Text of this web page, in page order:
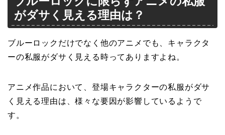
がダサく見える理由は？
ブルーロックだけでなく他のアニメでも、キャラクタ
ーの私服がダサく見える時ってありますよね。
アニメ作品において、登場キャラクターの私服がダサ
く見える理由は、様々な要因が影響しているようで
す。